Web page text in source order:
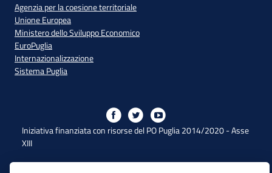
Agenzia per la coesione territoriale
Unione Europea
Ministero dello Sviluppo Economico
EuroPuglia
Internazionalizzazione
Sistema Puglia
Iniziativa finanziata con risorse del PO Puglia 2014/2020 - Asse
XIII